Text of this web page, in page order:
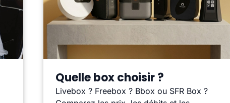
Quelle box choisir ?
Livebox ? Freebox ? Bbox ou SFR Box ?